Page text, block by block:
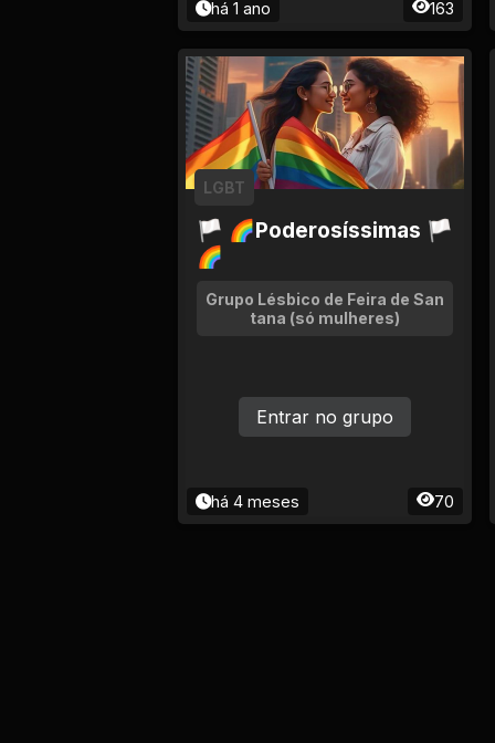
há 1 ano 163
🏳 🌈Poderosíssimas 🏳
🌈
LGBT
Grupo Lésbico de Feira de San
tana (só mulheres)
há 4 meses 70
Entrar no grupo